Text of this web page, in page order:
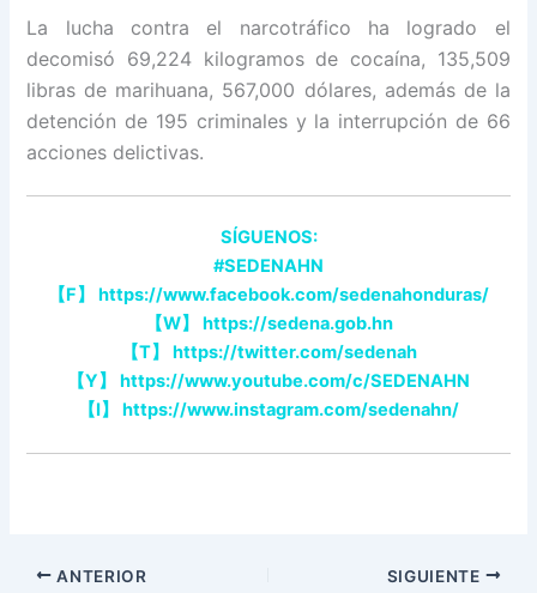
La lucha contra el narcotráfico ha logrado el
decomisó 69,224 kilogramos de cocaína, 135,509
libras de marihuana, 567,000 dólares, además de la
detención de 195 criminales y la interrupción de 66
acciones delictivas.
SÍGUENOS:
#SEDENAHN
【F】
https://www.facebook.com/sedenahonduras/
【W】
https://sedena.gob.hn
【T】
https://twitter.com/sedenah
【Y】
https://www.youtube.com/c/SEDENAHN
【I】 https://www.instagram.com/sedenahn/
ANTERIOR SIGUIENTE